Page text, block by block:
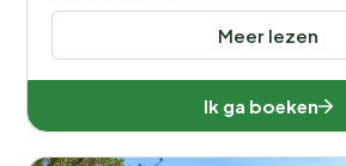
Meer lezen
Ik ga boeken